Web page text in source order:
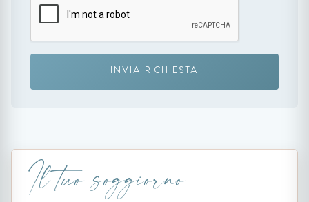
INVIA RICHIESTA
Il tuo soggiorno